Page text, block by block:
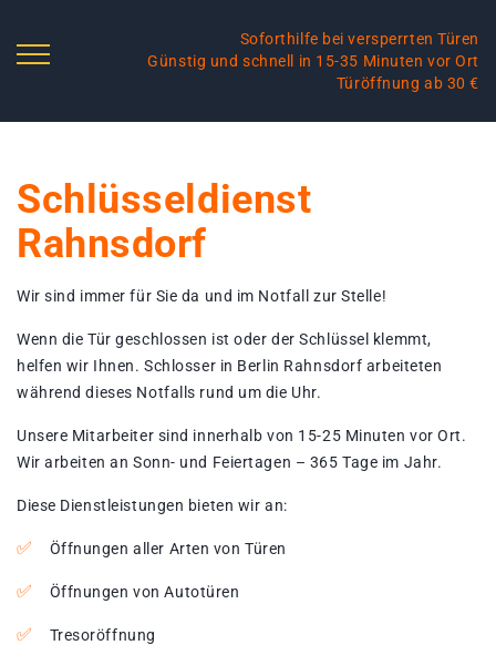
Soforthilfe bei versperrten Türen
Günstig und schnell in 15-35 Minuten vor Ort
Türöffnung ab 30 €
Schlüsseldienst
Rahnsdorf
Wir sind immer für Sie da und im Notfall zur Stelle!
Wenn die Tür geschlossen ist oder der Schlüssel klemmt,
helfen wir Ihnen. Schlosser in Berlin Rahnsdorf arbeiteten
während dieses Notfalls rund um die Uhr.
Unsere Mitarbeiter sind innerhalb von 15-25 Minuten vor Ort.
Wir arbeiten an Sonn- und Feiertagen – 365 Tage im Jahr.
Diese Dienstleistungen bieten wir an:
Öffnungen aller Arten von Türen
Öffnungen von Autotüren
Tresoröffnung